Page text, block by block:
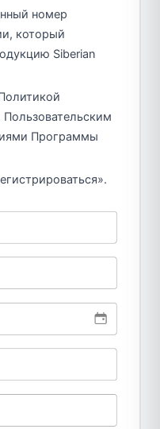
номер
который
Siberian
Программы